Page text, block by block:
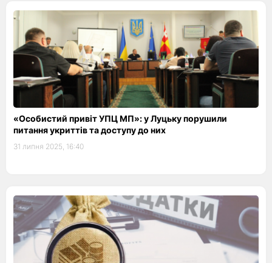
«Особистий привіт УПЦ МП»: у Луцьку порушили
питання укриттів та доступу до них
31 липня 2025, 16:40